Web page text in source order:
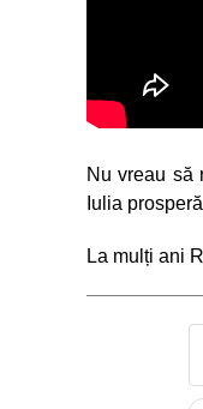
Nu vreau să
Iulia
La mulți ani